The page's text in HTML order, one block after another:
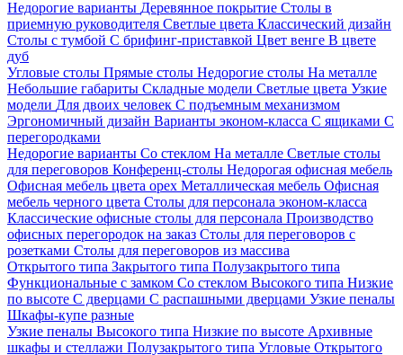
Недорогие варианты Деревянное покрытие Столы в
приемную руководителя Светлые цвета Классический дизайн
Столы с тумбой С брифинг-приставкой Цвет венге В цвете
дуб
Угловые столы Прямые столы Недорогие столы На металле
Небольшие габариты Складные модели Светлые цвета Узкие
модели Для двоих человек С подъемным механизмом
Эргономичный дизайн Варианты эконом-класса С ящиками С
перегородками
Недорогие варианты Со стеклом На металле Светлые столы
для переговоров Конференц-столы Недорогая офисная мебель
Офисная мебель цвета орех Металлическая мебель Офисная
мебель черного цвета Столы для персонала эконом-класса
Классические офисные столы для персонала Производство
офисных перегородок на заказ Столы для переговоров с
розетками Столы для переговоров из массива
Открытого типа Закрытого типа Полузакрытого типа
Функциональные с замком Со стеклом Высокого типа Низкие
по высоте С дверцами С распашными дверцами Узкие пеналы
Шкафы-купе разные
Узкие пеналы Высокого типа Низкие по высоте Архивные
шкафы и стеллажи Полузакрытого типа Угловые Открытого